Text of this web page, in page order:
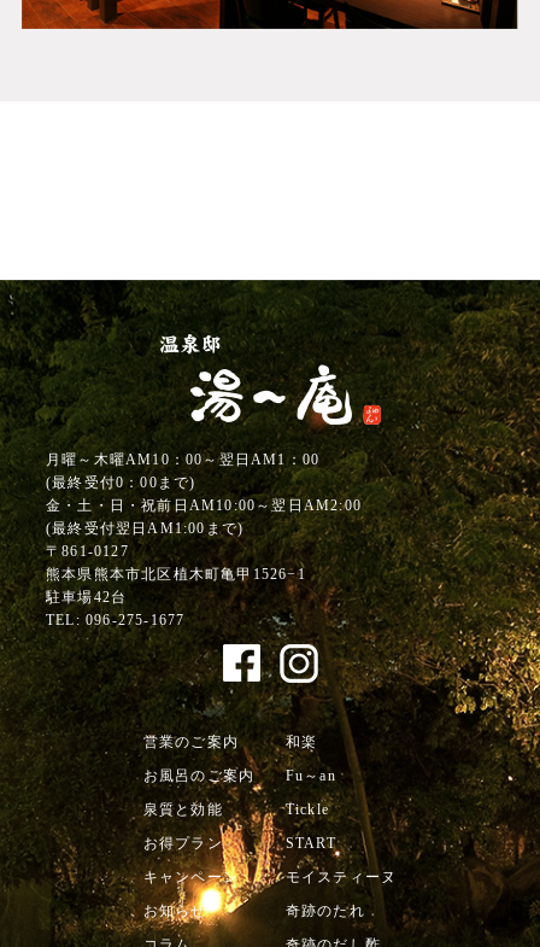
月曜～木曜AM10：00～翌日AM1：00
(最終受付0：00まで)
金・土・日・祝前日AM10:00～翌日AM2:00
(最終受付翌日AM1:00まで)
〒861-0127
熊本県熊本市北区植木町亀甲1526−1
駐車場42台
TEL: 096-275-1677
営業のご案内
お風呂のご案内
泉質と効能
お得プラン
キャンペーン
お知らせ
和楽
Fu～an
Tickle
START
モイスティーヌ
奇跡のたれ